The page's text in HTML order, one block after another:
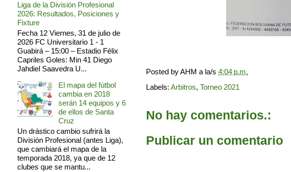
Posted byAHM a la/s 4:04 p.m.
Labels: Arbitros, Torneo 2021
No hay comentarios.:
Publicar un comentario
Liga de la División Profesional
2026: Resultados, Posiciones y
Fixture
Fecha 12 Viernes, 31 de julio de
2026 FC Universitario 1 - 1
Guabirá – 15:00 – Estadio Félix
Capriles Goles: Min 41 Diego
Jahdiel Saavedra U...
El mapa del fútbol
cambia en 2018
serán 14 equipos y 6
de ellos de Santa
Cruz
Un drástico cambio sufrirá la
División Profesional (antes Liga),
que cambiará el mapa de la
temporada 2018, ya que de 12
clubes que se mantu...